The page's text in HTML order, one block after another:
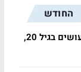
החודש
פנסיה לפי עשור: מה עושים בגיל 20,